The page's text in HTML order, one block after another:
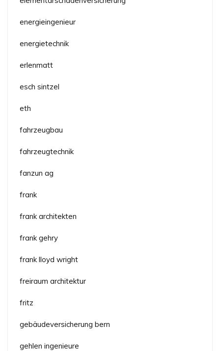
energieingenieur
energietechnik
erlenmatt
esch sintzel
eth
fahrzeugbau
fahrzeugtechnik
fanzun ag
frank
frank architekten
frank gehry
frank lloyd wright
freiraum architektur
fritz
gebäudeversicherung bern
gehlen ingenieure